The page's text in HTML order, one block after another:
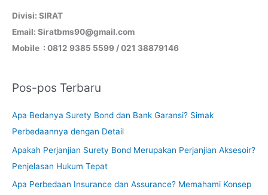
Divisi: SIRAT
Email: Siratbms90@gmail.com
Mobile : 0812 9385 5599 / 021 38879146
Pos-pos Terbaru
Apa Bedanya Surety Bond dan Bank Garansi? Simak
Perbedaannya dengan Detail
Apakah Perjanjian Surety Bond Merupakan Perjanjian Aksesoir?
Penjelasan Hukum Tepat
Apa Perbedaan Insurance dan Assurance? Memahami Konsep